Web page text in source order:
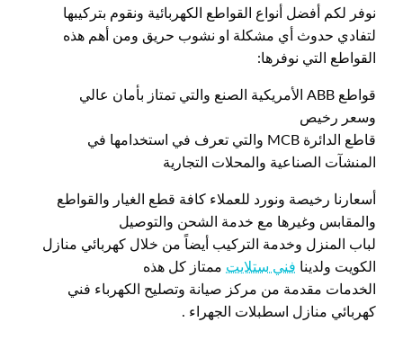
نوفر لكم أفضل أنواع القواطع الكهربائية ونقوم بتركيبها
لتفادي حدوث أي مشكلة او نشوب حريق ومن أهم هذه
القواطع التي نوفرها:
قواطع ABB الأمريكية الصنع والتي تمتاز بأمان عالي
وسعر رخيص
قاطع الدائرة MCB والتي تعرف في استخدامها في
المنشآت الصناعية والمحلات التجارية
أسعارنا رخيصة ونورد للعملاء كافة قطع الغيار والقواطع
والمقابس وغيرها مع خدمة الشحن والتوصيل
لباب المنزل وخدمة التركيب أيضاً من خلال كهربائي منازل
الكويت ولدينا فني ستلايت ممتاز كل هذه
الخدمات مقدمة من مركز صيانة وتصليح الكهرباء فني
كهربائي منازل اسطبلات الجهراء .